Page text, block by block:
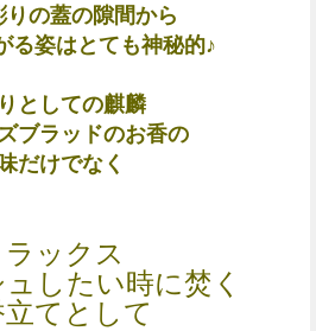
りの蓋の隙間から
る姿はとても神秘的♪
としての麒麟
ブラッドのお香の
だけでなく
ラックス
したい時に焚く
立てとして